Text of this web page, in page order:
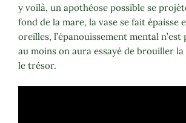
y voilà, un apothéose possible se
fond de la mare, la vase se fait épaisse
oreilles, l’épanouissement mental n’est
au moins on aura essayé de brouiller la
le trésor.